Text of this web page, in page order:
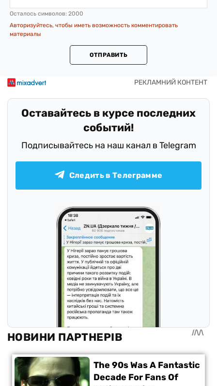
Осталось символов: 2000
Авторизуйтесь, чтобы иметь возможность комментировать
материалы
ОТПРАВИТЬ
Оставайтесь в курсе последних
событий!
Подписывайтесь на наш канал в Telegram
Следить в Телеграмме